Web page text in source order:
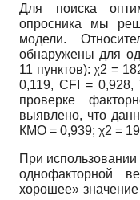
Для поиска
опросника мы
модели.
обнаружены для
11 пунктов): χ2 =
0,119, CFI =
проверке
выявлено, что
КМО = 0,939; χ2 =
При использовании
однофакторной
хорошее» значение